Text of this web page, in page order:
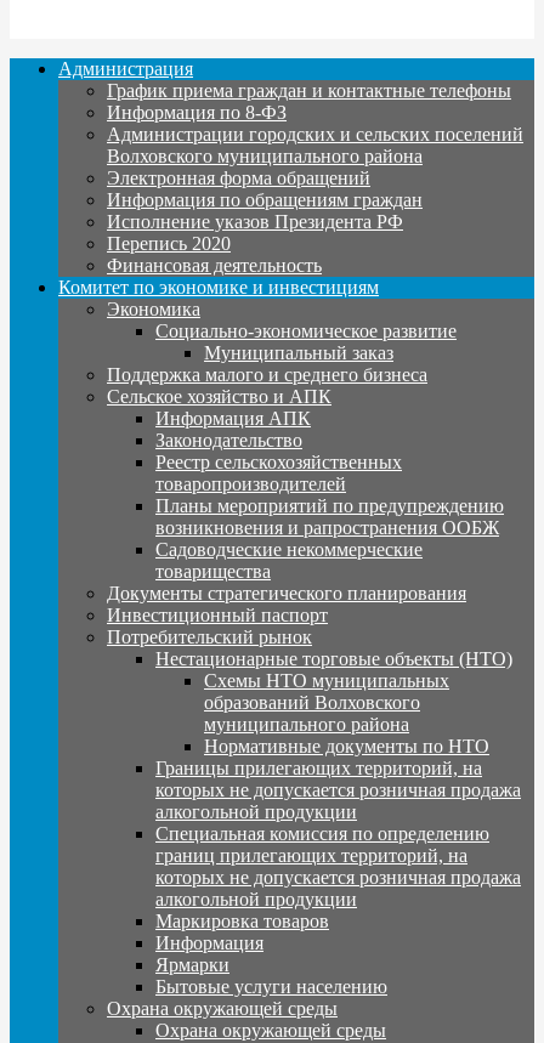
Администрация
График приема граждан и контактные телефоны
Информация по 8-ФЗ
Администрации городских и сельских поселений
Волховского муниципального района
Электронная форма обращений
Информация по обращениям граждан
Исполнение указов Президента РФ
Перепись 2020
Финансовая деятельность
Комитет по экономике и инвестициям
Экономика
Социально-экономическое развитие
Муниципальный заказ
Поддержка малого и среднего бизнеса
Сельское хозяйство и АПК
Информация АПК
Законодательство
Реестр сельскохозяйственных
товаропроизводителей
Планы мероприятий по предупреждению
возникновения и рапространения ООБЖ
Садоводческие некоммерческие
товарищества
Документы стратегического планирования
Инвестиционный паспорт
Потребительский рынок
Нестационарные торговые объекты (НТО)
Схемы НТО муниципальных
образований Волховского
муниципального района
Нормативные документы по НТО
Границы прилегающих территорий, на
которых не допускается розничная продажа
алкогольной продукции
Специальная комиссия по определению
границ прилегающих территорий, на
которых не допускается розничная продажа
алкогольной продукции
Маркировка товаров
Информация
Ярмарки
Бытовые услуги населению
Охрана окружающей среды
Охрана окружающей среды